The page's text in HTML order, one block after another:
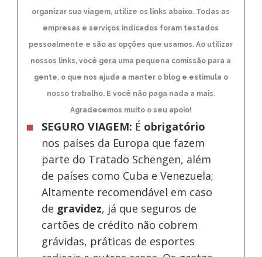
organizar sua viagem, utilize os links abaixo. Todas as
empresas e serviços indicados foram testados
pessoalmente e são as opções que usamos. Ao utilizar
nossos links, você gera uma pequena comissão para a
gente, o que nos ajuda a manter o blog e estimula o
nosso trabalho. E você não paga nada a mais.
Agradecemos muito o seu apoio!
SEGURO VIAGEM: É obrigatório
nos países da Europa que fazem
parte do Tratado Schengen, além
de países como Cuba e Venezuela;
Altamente recomendável em caso
de gravidez, já que seguros de
cartões de crédito não cobrem
grávidas, práticas de esportes